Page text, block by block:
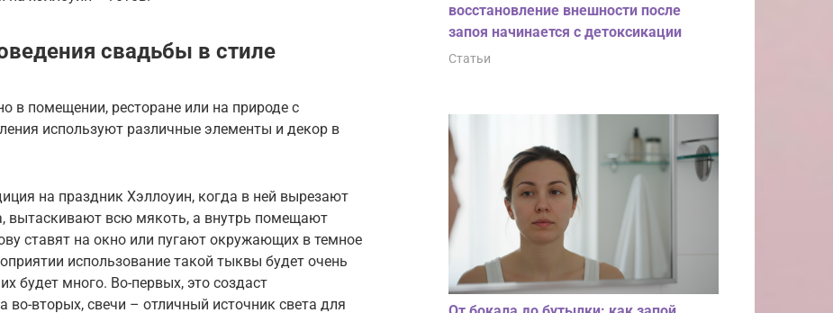
свадьбы в стиле
в помещении, ресторане или на природе с
используют различные элементы и декор в
на праздник Хэллоуин, когда в ней вырезают
вытаскивают всю мякоть, а внутрь помещают
ставят на окно или пугают окружающих в темное
использование такой тыквы будет очень
будет много. Во-первых, это создаст
во-вторых, свечи – отличный источник света для
восстановление внешности после
запоя начинается с детоксикации
Статьи